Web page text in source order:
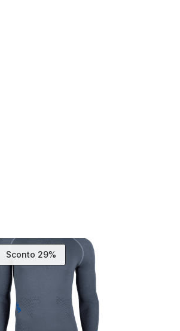
Sconto 29%